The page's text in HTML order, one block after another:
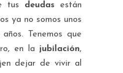
tus deudas están
ya no somos unos
Tenemos que
en lajubilación,
dejar de vivir al